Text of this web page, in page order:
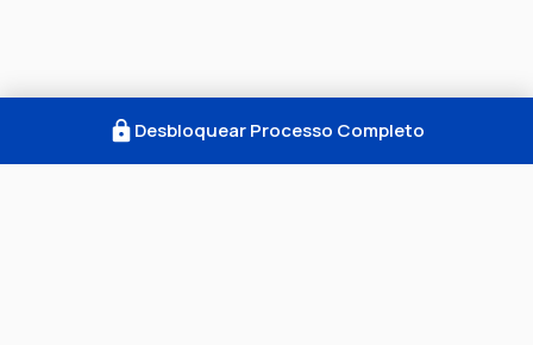
Desbloquear Processo Completo